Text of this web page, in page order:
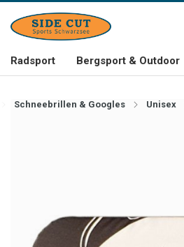
Radsport Bergsport & Outdoor
Schneebrillen & Googles Unisex